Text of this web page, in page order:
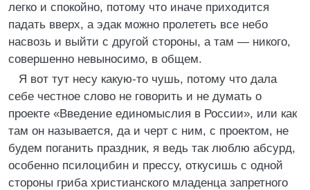
легко и спокойно, потому что иначе приходится
падать вверх, а эдак можно пролететь все небо
насвозь и выйти с другой стороны, а там — никого,
совершенно невыносимо, в общем.
Я вот тут несу какую-то чушь, потому что дала
себе честное слово не говорить и не думать о
проекте «Введение единомыслия в России», или как
там он называется, да и черт с ним, с проектом, не
будем поганить праздник, я ведь так люблю абсурд,
особенно псилоцибин и прессу, откусишь с одной
стороны гриба христианского младенца запретного